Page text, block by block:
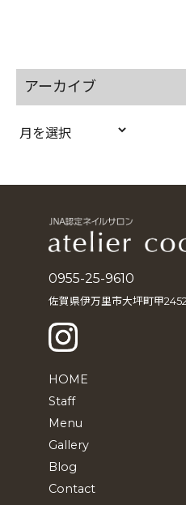
アーカイブ
ア
0955-25-9610
佐賀県伊万里市大坪町甲
HOME
Staff
Menu
Gallery
Blog
Contact